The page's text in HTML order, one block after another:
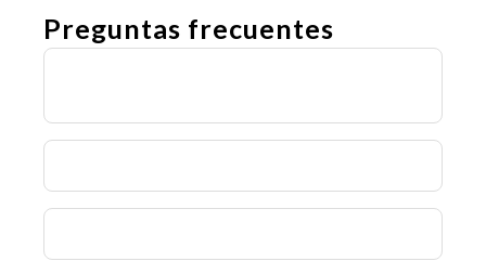
Preguntas frecuentes